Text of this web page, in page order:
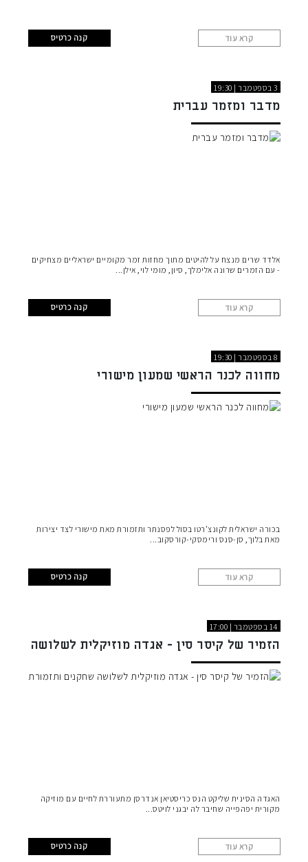
קרא עוד קנה כרטיס
3 בספטמבר | 19:30
מדבר ומזמר עברית
אלדד שרים מנצח על להיטים מתוך מחזות זמר מקומיים ישראליים מצחיקים
- עם הזמרים שרונה אלימלך, סיון, מומי לוי, אילן
קרא עוד קנה כרטיס
8 בספטמבר | 19:30
מחווה לכנר הראשי שמעון מישורי
בכורה ישראלית לקונצ'רטו בסול לפסנתר ותזמורת מאת מישורי לצד יצירות
מאת בלוך, סן-סנס ורימסקי-קורסקוב
קרא עוד קנה כרטיס
14 בספטמבר | 17:00
הזמיר של קיסר סין - אגדה מוזיקלית לשלושה
שחקנים ותזמורת
האגדה הסינית שליקט הנס כריסטיאן אנדרסן מתעוררת לחיים עם מוזיקה
מקורית יפהפייה שחיבר לה יבגני לויטס
קרא עוד קנה כרטיס